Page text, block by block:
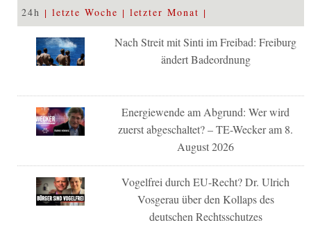
24h letzte Woche letzter Monat
Nach Streit mit Sinti im Freibad: Freiburg
ändert Badeordnung
Energiewende am Abgrund: Wer wird
zuerst abgeschaltet? – TE-Wecker am 8.
August 2026
Vogelfrei durch EU-Recht? Dr. Ulrich
Vosgerau über den Kollaps des
deutschen Rechtsschutzes